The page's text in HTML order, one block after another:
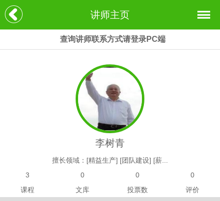
讲师主页
查询讲师联系方式请登录PC端
李树青
擅长领域：[精益生产] [团队建设] [薪...
3
0 0
0
课程
文库 投票数 评价